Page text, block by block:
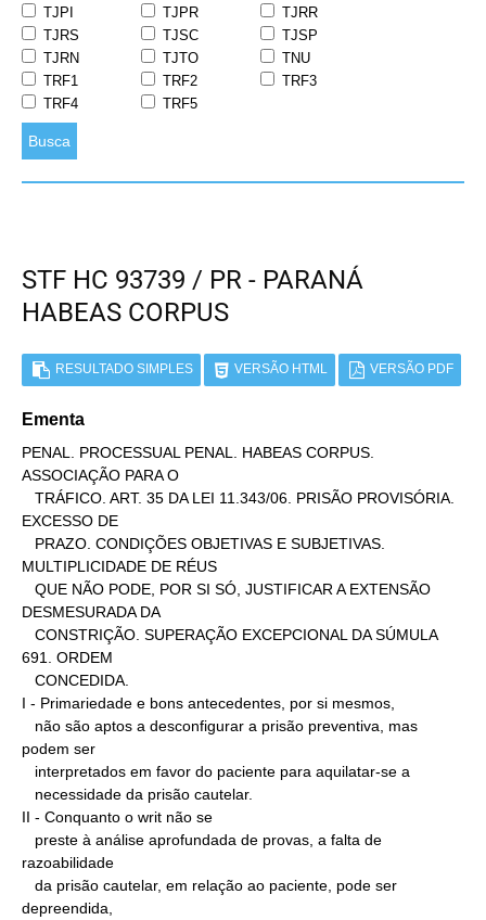
TJPI
TJPR
TJRR
TJRS
TJSC
TJSP
TJRN
TJTO
TNU
TRF1
TRF2
TRF3
TRF4
TRF5
Busca
STF HC 93739 / PR - PARANÁ
HABEAS CORPUS
RESULTADO SIMPLES VERSÃO HTML VERSÃO PDF
Ementa
PENAL. PROCESSUAL PENAL. HABEAS CORPUS.
ASSOCIAÇÃO PARA O
EXCESSO DE
MULTIPLICIDADE DE RÉUS
DESMESURADA DA
691. ORDEM
I - Primariedade e bons antecedentes, por si mesmos,
podem ser
II - Conquanto o writ não se
razoabilidade
depreendida,